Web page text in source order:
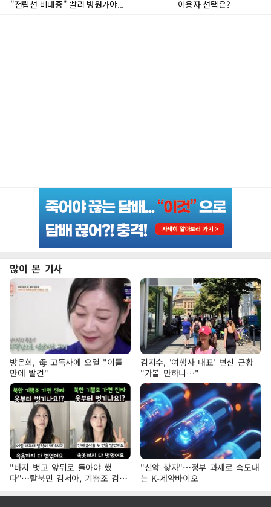
많이 본 기사
방은희, 母 고독사에 오열 "이틀
만에 발견"
김지수, '여행사 대표' 변신 근황
"가볼 만하니…"
"바지 벗고 앞뒤로 돌아야 했
다"…탈북민 김서아, 기쁨조 검사
수치심 회상
"신약 찾자"…정부 과제로 속도내
는 K-제약바이오